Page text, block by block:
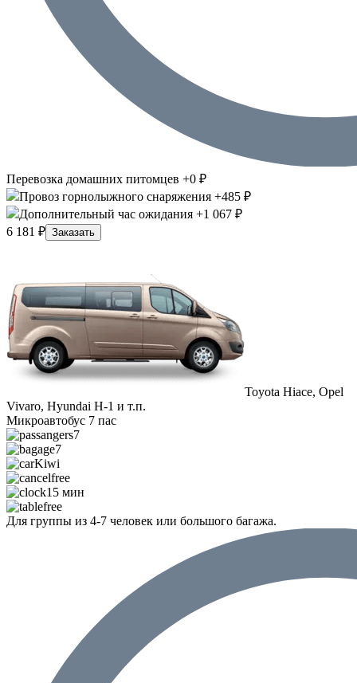
Перевозка домашних питомцев +0 ₽
Провоз горнолыжного снаряжения +485 ₽
Дополнительный час ожидания +1 067 ₽
6 181 ₽ Заказать
Toyota Hiace, Opel
Vivaro, Hyundai H-1 и т.п.
Микроавтобус 7 пас
7
7
Kiwi
free
15 мин
free
Для группы из 4-7 человек или большого багажа.